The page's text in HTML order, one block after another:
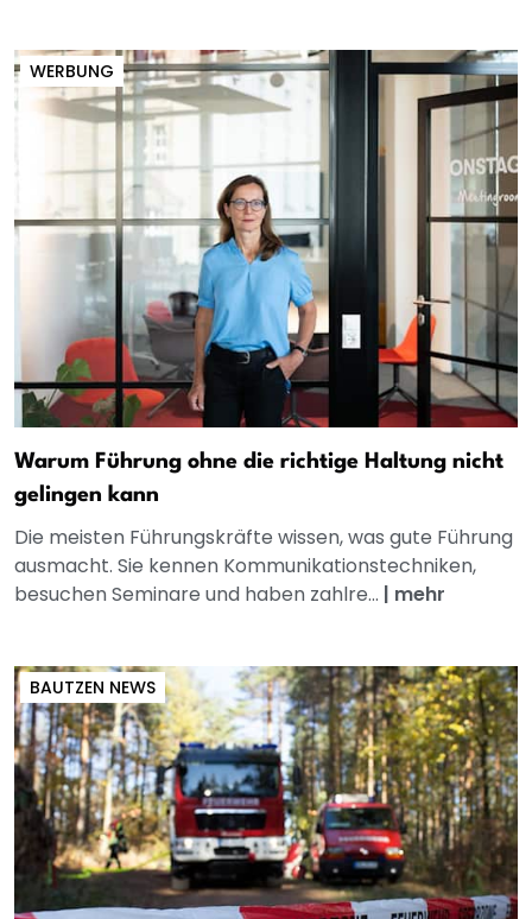
WERBUNG
Warum Führung ohne die richtige Haltung nicht
gelingen kann
Die meisten Führungskräfte wissen, was gute Führung
ausmacht. Sie kennen Kommunikationstechniken,
besuchen Seminare und haben zahlre... | mehr
BAUTZEN NEWS